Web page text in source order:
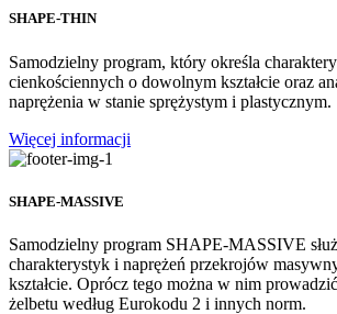
SHAPE-THIN
Samodzielny program, który określa
cienkościennych o dowolnym kształcie oraz
naprężenia w stanie sprężystym i plastycznym.
Więcej informacji
SHAPE-MASSIVE
Samodzielny program SHAPE-MASSIVE
charakterystyk i naprężeń przekrojów
kształcie. Oprócz tego można w nim
żelbetu według Eurokodu 2 i innych norm.